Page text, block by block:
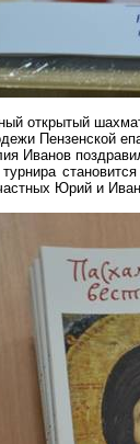
открытый
Пензенской
Иванов
Юрий и